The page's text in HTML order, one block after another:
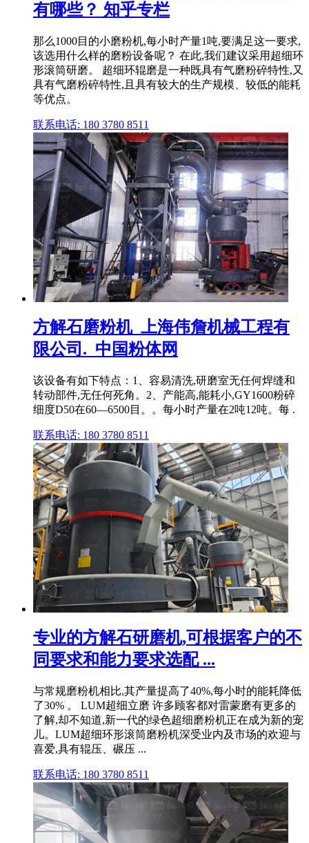
有哪些？ 知乎专栏
那么1000目的小磨粉机,每小时产量1吨,要满足这一要求,
该选用什么样的磨粉设备呢？ 在此,我们建议采用超细环
形滚筒研磨。 超细环辊磨是一种既具有气磨粉碎特性,又
具有气磨粉碎特性,且具有较大的生产规模、较低的能耗
等优点。
联系电话: 180 3780 8511
方解石磨粉机_上海伟詹机械工程有
限公司._中国粉体网
该设备有如下特点：1、容易清洗,研磨室无任何焊缝和
转动部件,无任何死角。2、产能高,能耗小,GY1600粉碎
细度D50在60—6500目。。每小时产量在2吨12吨。每 .
联系电话: 180 3780 8511
专业的方解石研磨机,可根据客户的不
同要求和能力要求选配 ...
与常规磨粉机相比,其产量提高了40%,每小时的能耗降低
了30% 。 LUM超细立磨 许多顾客都对雷蒙磨有更多的
了解,却不知道,新一代的绿色超细磨粉机正在成为新的宠
儿。LUM超细环形滚筒磨粉机深受业内及市场的欢迎与
喜爱,具有辊压、碾压 ...
联系电话: 180 3780 8511